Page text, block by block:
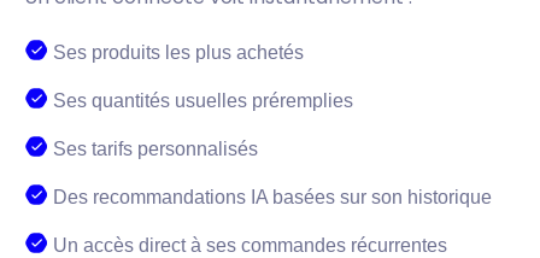
Ses produits les plus achetés
Ses quantités usuelles préremplies
Ses tarifs personnalisés
Des recommandations IA basées sur son historique
Un accès direct à ses commandes récurrentes